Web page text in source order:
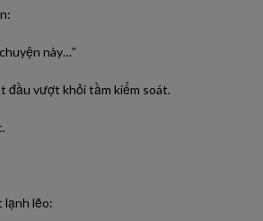
này…”
đầu vượt khỏi tầm kiểm soát.
lạnh lẽo: